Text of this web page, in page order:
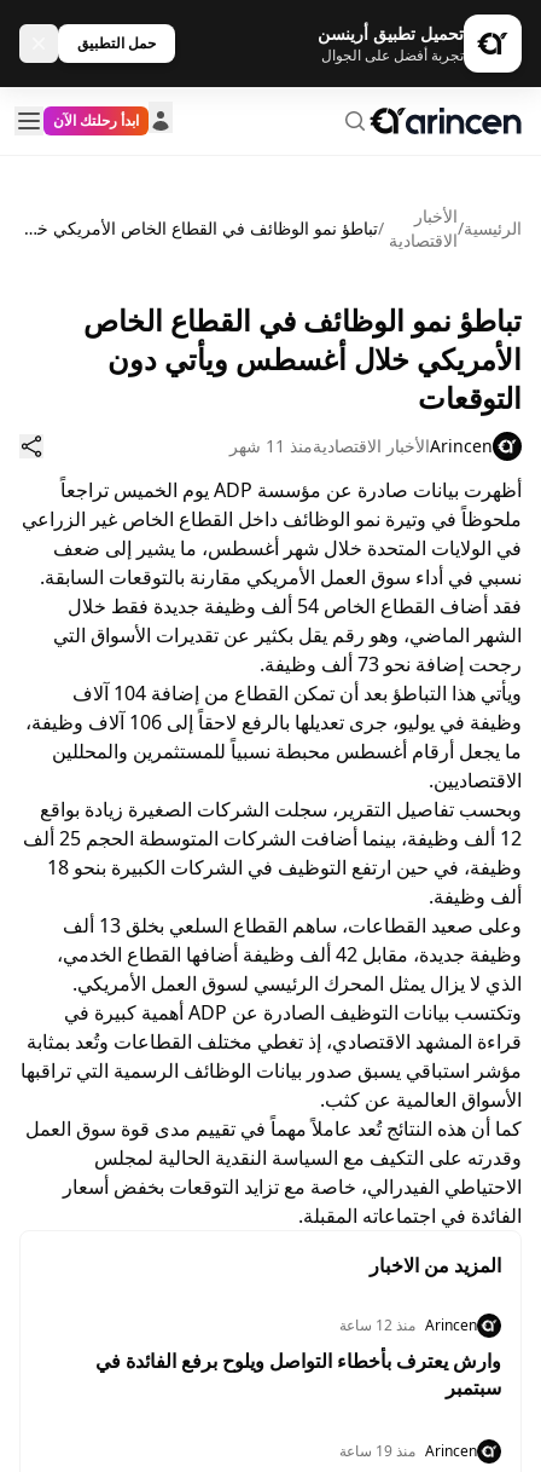
تحميل تطبيق أرينسن
تجربة أفضل على الجوال
حمل التطبيق
ابدأ رحلتك الآن
الرئيسية/
الأخبار
الاقتصادية
/ تباطؤ نمو الوظائف في القطاع الخاص الأمريكي خلال أغسطس ويأتي دون التوقعات
تباطؤ نمو الوظائف في القطاع الخاص
الأمريكي خلال أغسطس ويأتي دون
التوقعات
Arincenالأخبار الاقتصاديةمنذ 11 شهر
أظهرت بيانات صادرة عن مؤسسة ADP يوم الخميس تراجعاً
ملحوظاً في وتيرة نمو الوظائف داخل القطاع الخاص غير الزراعي
في الولايات المتحدة خلال شهر أغسطس، ما يشير إلى ضعف
نسبي في أداء سوق العمل الأمريكي مقارنة بالتوقعات السابقة.
فقد أضاف القطاع الخاص 54 ألف وظيفة جديدة فقط خلال
الشهر الماضي، وهو رقم يقل بكثير عن تقديرات الأسواق التي
رجحت إضافة نحو 73 ألف وظيفة.
ويأتي هذا التباطؤ بعد أن تمكن القطاع من إضافة 104 آلاف
وظيفة في يوليو، جرى تعديلها بالرفع لاحقاً إلى 106 آلاف وظيفة،
ما يجعل أرقام أغسطس محبطة نسبياً للمستثمرين والمحللين
الاقتصاديين.
وبحسب تفاصيل التقرير، سجلت الشركات الصغيرة زيادة بواقع
12 ألف وظيفة، بينما أضافت الشركات المتوسطة الحجم 25 ألف
وظيفة، في حين ارتفع التوظيف في الشركات الكبيرة بنحو 18
ألف وظيفة.
وعلى صعيد القطاعات، ساهم القطاع السلعي بخلق 13 ألف
وظيفة جديدة، مقابل 42 ألف وظيفة أضافها القطاع الخدمي،
الذي لا يزال يمثل المحرك الرئيسي لسوق العمل الأمريكي.
وتكتسب بيانات التوظيف الصادرة عن ADP أهمية كبيرة في
قراءة المشهد الاقتصادي، إذ تغطي مختلف القطاعات وتُعد بمثابة
مؤشر استباقي يسبق صدور بيانات الوظائف الرسمية التي تراقبها
الأسواق العالمية عن كثب.
كما أن هذه النتائج تُعد عاملاً مهماً في تقييم مدى قوة سوق العمل
وقدرته على التكيف مع السياسة النقدية الحالية لمجلس
الاحتياطي الفيدرالي، خاصة مع تزايد التوقعات بخفض أسعار
الفائدة في اجتماعاته المقبلة.
المزيد من الاخبار
Arincen منذ 12 ساعة
وارش يعترف بأخطاء التواصل ويلوح برفع الفائدة في
سبتمبر
Arincen منذ 19 ساعة